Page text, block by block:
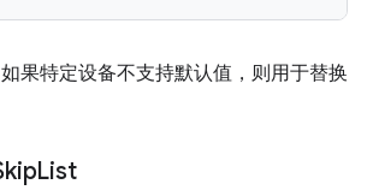
果特定设备不支持默认值，则用于替换
List